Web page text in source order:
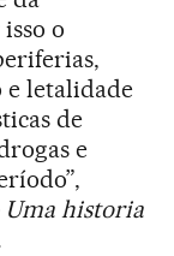
o
e letalidade
de
e
historia